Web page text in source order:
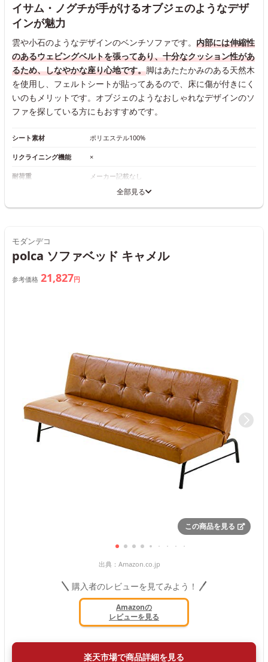
イサム・ノグチが手がけるオブジェのようなデザ
インが魅力
雲や小石のようなデザインのベンチソファです。 内部には伸縮性
のあるウェビングベルトを張ってあり、十分なクッション性があ
るため、しなやかな座り心地です。脚はあたたかみのある天然木
を使用し、フェルトシートが貼ってあるので、床に傷が付きにく
いのもメリットです。オブジェのようなおしゃれなデザインのソ
ファを探している方にもおすすめです。
シート素材 ポリエステル100%
リクライニング機能 ×
耐荷重 メーカー記載なし
全部見る
モダンデコ
polca ソファベッド キャメル
参考価格 21,827円
この商品を見る
出典： Amazon.co.jp
購入者のレビューを見てみよう！
Amazonの
レビューを見る
楽天市場で商品詳細を見る